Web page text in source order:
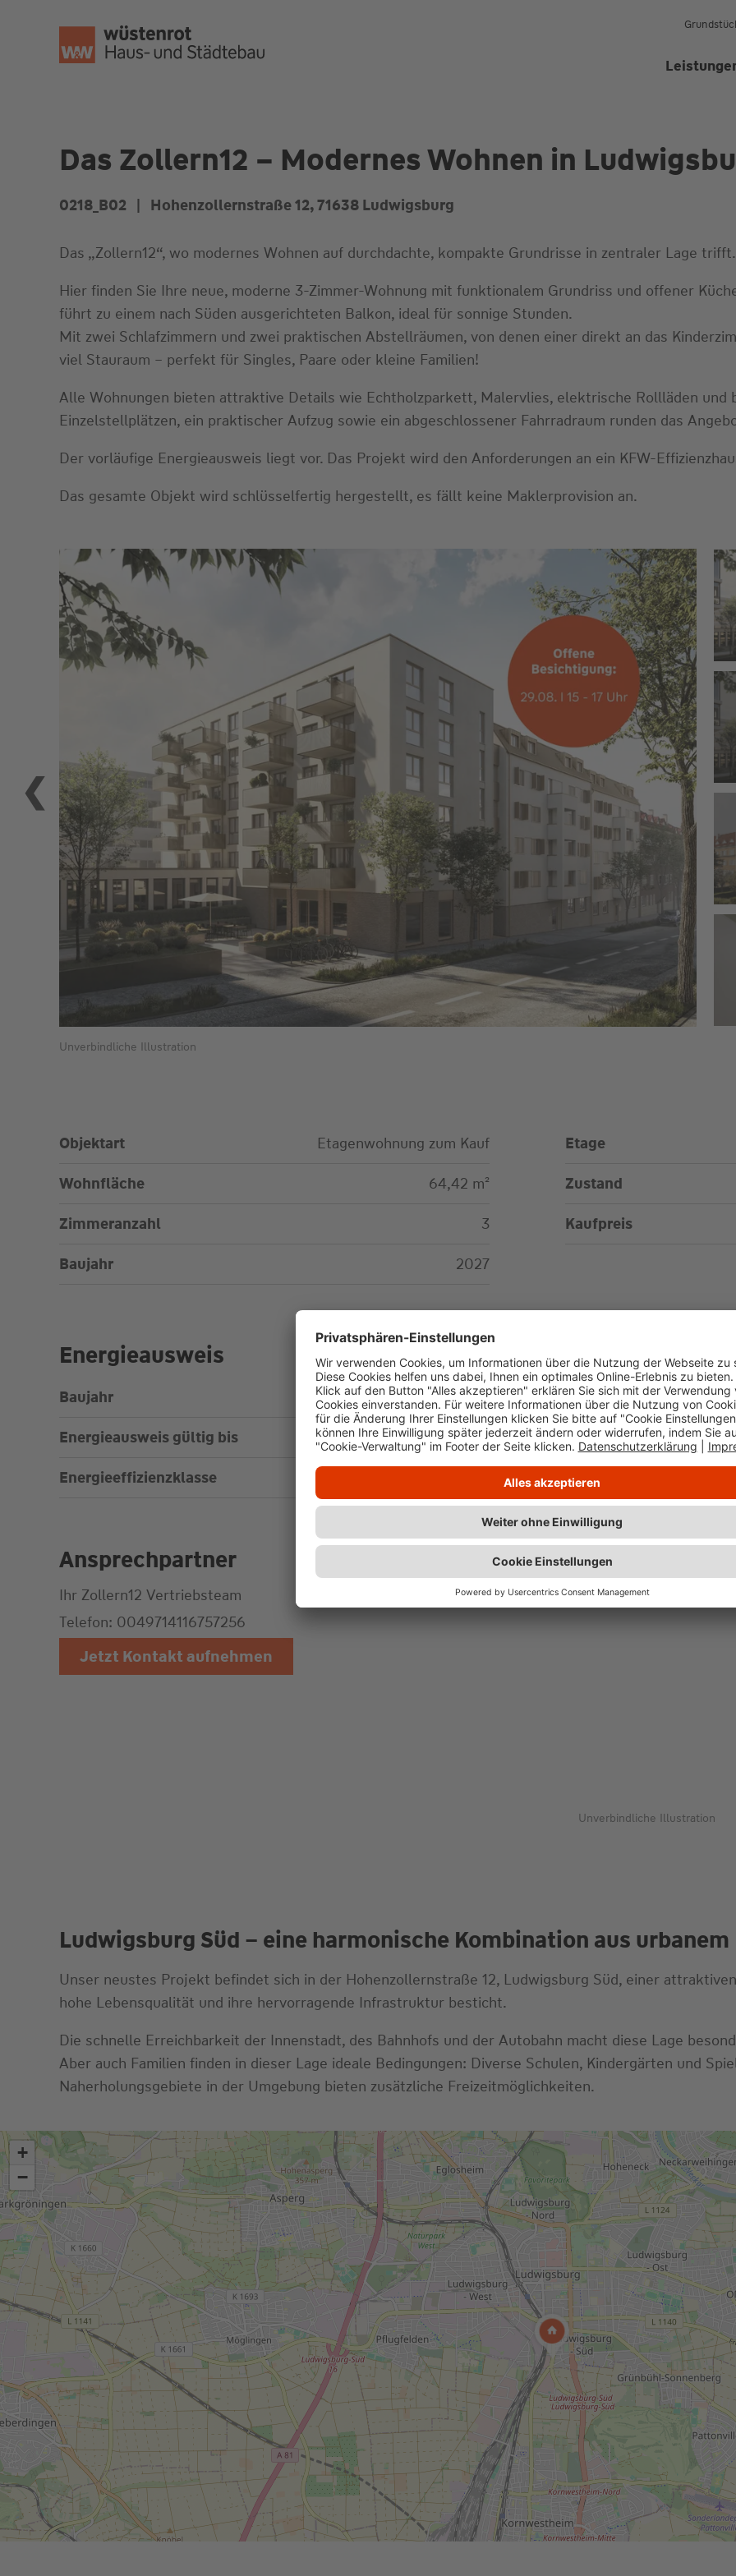
Das Zollern12 – Modernes Wohnen in
0218_B02 | Hohenzollernstraße 12, 71638 Ludwigsburg
Das „Zollern12“, wo modernes Wohnen auf durchdachte, kompakte Grundrisse in zentraler Lage trifft.
Hier finden Sie Ihre neue, moderne 3-Zimmer-Wohnung mit funktionalem Grundriss und offener
führt zu einem nach Süden ausgerichteten Balkon, ideal für sonnige Stunden.
Mit zwei Schlafzimmern und zwei praktischen Abstellräumen, von denen einer direkt an das
viel Stauraum – perfekt für Singles, Paare oder kleine Familien!
Alle Wohnungen bieten attraktive Details wie Echtholzparkett, Malervlies, elektrische Rollläden und
Einzelstellplätzen, ein praktischer Aufzug sowie ein abgeschlossener Fahrradraum runden das
Der vorläufige Energieausweis liegt vor. Das Projekt wird den Anforderungen an ein KFW-
Das gesamte Objekt wird schlüsselfertig hergestellt, es fällt keine Maklerprovision an.
Previous Previous
Unverbindliche Illustration
Objektart Etagenwohnung zum Kauf
Wohnfläche 64,42 m²
Zimmeranzahl 3
Baujahr 2027
Etage
Zustand
Kaufpreis
Energieausweis
Baujahr 2027 Energieausweistyp
Energieausweis gültig bis 5. Juni 2035 Endenergiebedarf
Energieeffizienzklasse B Wesentlicher
Ansprechpartner
Ihr Zollern12 Vertriebsteam
Telefon: 0049714116757256
Jetzt Kontakt aufnehmen
Unverbindliche Illustration
Ludwigsburg Süd – eine harmonische Kombination aus
Unser neustes Projekt befindet sich in der Hohenzollernstraße 12, Ludwigsburg Süd, einer
hohe Lebensqualität und ihre hervorragende Infrastruktur besticht.
Die schnelle Erreichbarkeit der Innenstadt, des Bahnhofs und der Autobahn macht diese Lage
Aber auch Familien finden in dieser Lage ideale Bedingungen: Diverse Schulen, Kindergärten und
Naherholungsgebiete in der Umgebung bieten zusätzliche Freizeitmöglichkeiten.
+
−
Wir benötigen Ihre Zustimmung,
um den Google Maps-Service zu laden!
Wir verwenden einen Service eines Drittanbieters, um
einzubetten. Dieser Service kann Daten zu Ihren Aktivitäten
lesen Sie die Details durch und stimmen Sie der Nutzung des
diese Karte anzuzeigen.
Mehr Informationen Akzeptieren
powered byUsercentrics Consent Management Platform